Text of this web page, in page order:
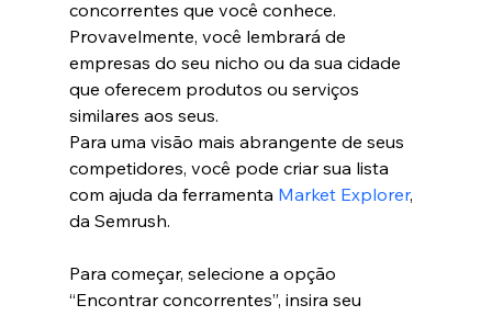
concorrentes que você conhece.
Provavelmente, você lembrará de
empresas do seu nicho ou da sua cidade
que oferecem produtos ou serviços
similares aos seus.
Para uma visão mais abrangente de seus
competidores, você pode criar sua lista
com ajuda da ferramenta Market Explorer,
da Semrush.
Para começar, selecione a opção
“Encontrar concorrentes”, insira seu